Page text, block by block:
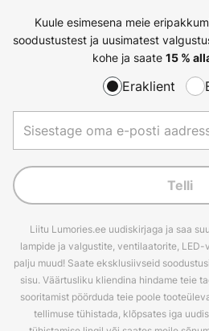
Kuule esimesena meie
soodustustest ja uusimatest
kohe ja saate 15 %
Eraklient
Telli
Liitu Lumories.ee uudiskirjaga ja saa
lampide ja valgustite, ventilaatorite,
palju muud! Saate eksklusiivseid
sisu. Väärtusliku kliendina hindame teie
sooritamist pöörduda teie poole
tellimuse tühistada, klõpsates iga